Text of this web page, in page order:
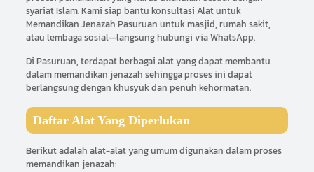
syariat Islam. Kami siap bantu konsultasi Alat untuk
Memandikan Jenazah Pasuruan untuk masjid, rumah sakit,
atau lembaga sosial—langsung hubungi via WhatsApp.
Di Pasuruan, terdapat berbagai alat yang dapat membantu
dalam memandikan jenazah sehingga proses ini dapat
berlangsung dengan khusyuk dan penuh kehormatan.
Daftar Alat Yang Diperlukan
Berikut adalah alat-alat yang umum digunakan dalam proses
memandikan jenazah: